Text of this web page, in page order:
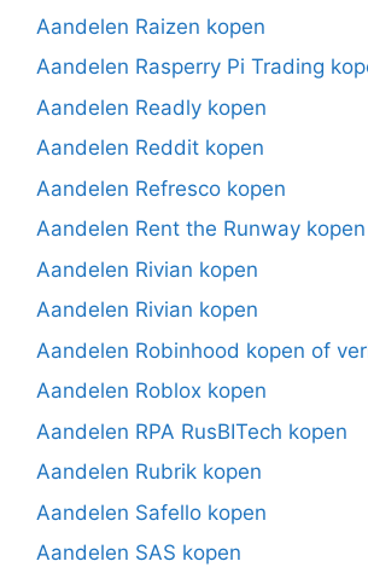
Aandelen Raizen kopen
Aandelen Rasperry Pi Trading
Aandelen Readly kopen
Aandelen Reddit kopen
Aandelen Refresco kopen
Aandelen Rent the Runway kopen
Aandelen Rivian kopen
Aandelen Rivian kopen
Aandelen Robinhood kopen of
Aandelen Roblox kopen
Aandelen RPA RusBITech kopen
Aandelen Rubrik kopen
Aandelen Safello kopen
Aandelen SAS kopen